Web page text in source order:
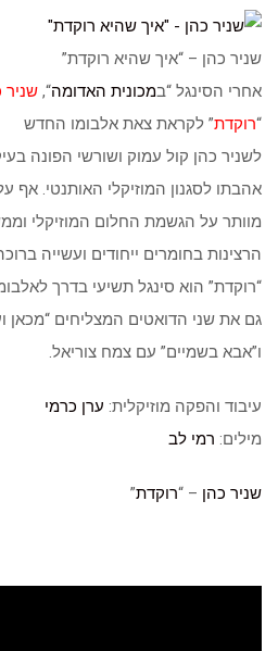
שניר כהן – “איך שהיא רוקדת”
אחרי הסינגל “במכונית האדומה“, שניר
“רוקדת” לקראת צאת אלבומו החדש
לשניר כהן קול עמוק ושורשי הפונה
אהבתו לסגנון המוזיקלי האותנטי. אף
מוותר על הגשמת החלום המוזיקלי
הרצינות בחומרים ייחודים ועשייה
“רוקדת” הוא סינגל תשיעי בדרך
גם את שני הדואטים המצליחים “מכאן
ו”אבא בשמיים” עם צמח צוריאל.
עיבוד והפקה מוזיקלית: ערן כרמי
מילים: רמי לב
שניר כהן – “רוקדת”